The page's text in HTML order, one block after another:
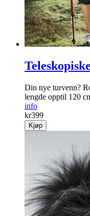
Din nye turvenn?
lengde opptil 120
info
kr399
Kjøp